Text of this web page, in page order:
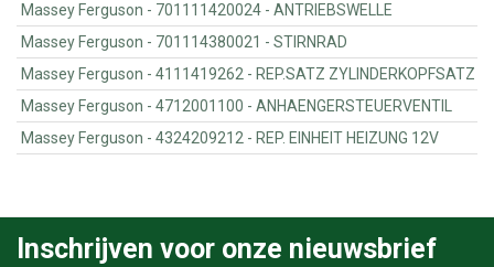
Massey Ferguson - 701111420024 - ANTRIEBSWELLE
Massey Ferguson - 701114380021 - STIRNRAD
Massey Ferguson - 4111419262 - REP.SATZ ZYLINDERKOPFSATZ
Massey Ferguson - 4712001100 - ANHAENGERSTEUERVENTIL
Massey Ferguson - 4324209212 - REP. EINHEIT HEIZUNG 12V
Inschrijven voor onze nieuwsbrief